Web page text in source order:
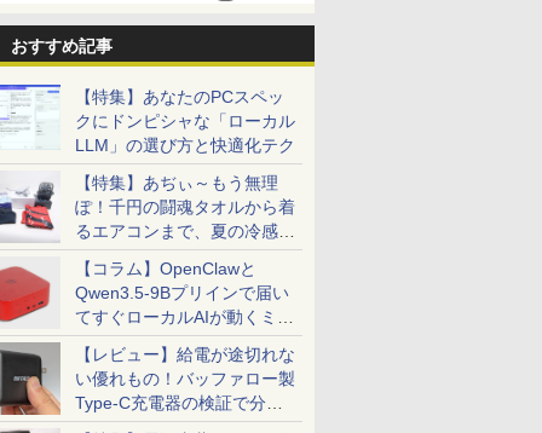
おすすめ記事
【特集】あなたのPCスペッ
クにドンピシャな「ローカル
LLM」の選び方と快適化テク
【特集】あぢぃ～もう無理
ぽ！千円の闘魂タオルから着
るエアコンまで、夏の冷感グ
ッズ一挙紹介
【コラム】OpenClawと
Qwen3.5-9Bプリインで届い
てすぐローカルAIが動くミニ
PC「SER9 Pro」
【レビュー】給電が途切れな
い優れもの！バッファロー製
Type-C充電器の検証で分か
ったこと